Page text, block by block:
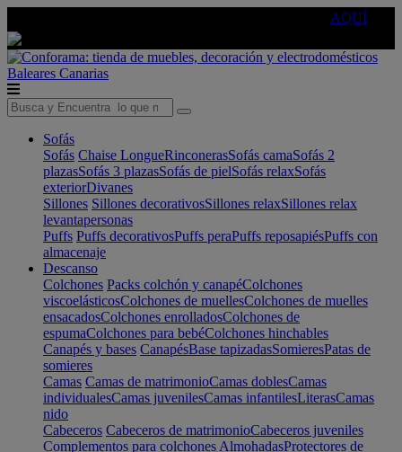
AQUÍ
Baleares Canarias
Sofás
Sofás Chaise LongueRinconerasSofás camaSofás 2
plazasSofás 3 plazasSofás de pielSofás relaxSofás
exteriorDivanes
Sillones Sillones decorativosSillones relaxSillones relax
levantapersonas
Puffs Puffs decorativosPuffs peraPuffs reposapiésPuffs con
almacenaje
Descanso
Colchones Packs colchón y canapéColchones
viscoelásticosColchones de muellesColchones de muelles
ensacadosColchones enrolladosColchones de
espumaColchones para bebéColchones hinchables
Canapés y bases CanapésBase tapizadasSomieresPatas de
somieres
Camas Camas de matrimonioCamas doblesCamas
individualesCamas juvenilesCamas infantilesLiterasCamas
nido
Cabeceros Cabeceros de matrimonioCabeceros juveniles
Complementos para colchones AlmohadasProtectores de